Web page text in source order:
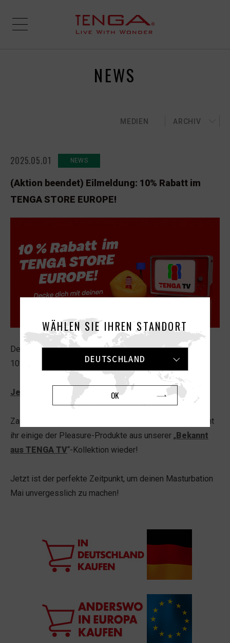
NEWS
MEDIEN ARCHIV
2025.05.01 NEWS
(Aktion beendet) Eilmeldung: 10% Rabatt im
TENGA STORE EUROPE!
Der Masturbation Mai ist zurück, und wir feiern ihn mit
10% Rabatt im TENGA STORE EUROPE!
Jetzt kaufen
Zappt ihr gerade vom
rein? Vielleicht erkennt
ihr einige der Pleasure-Produkte aus unserer „ Bekannt
aus TENGA TV“-Kollektion wieder!
Jetzt ist der perfekte Zeitpunkt, um deinen Masturbation
Mai unvergesslich zu machen!
WÄHLEN SIE IHREN STANDORT
DEUTSCHLAND
OK